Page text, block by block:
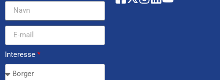
Interesse *